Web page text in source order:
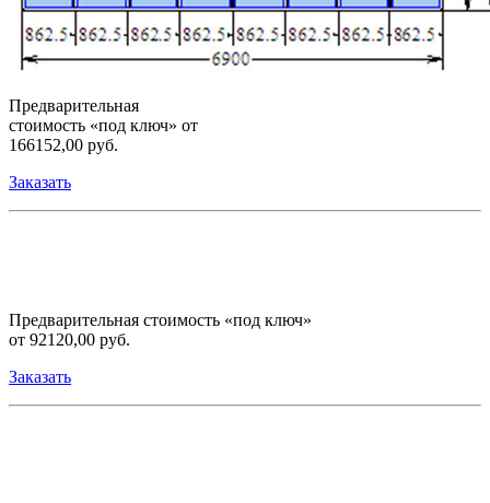
Предварительная
стоимость «под ключ» от
166152,00 руб.
Заказать
Предварительная стоимость «под ключ»
от 92120,00 руб.
Заказать